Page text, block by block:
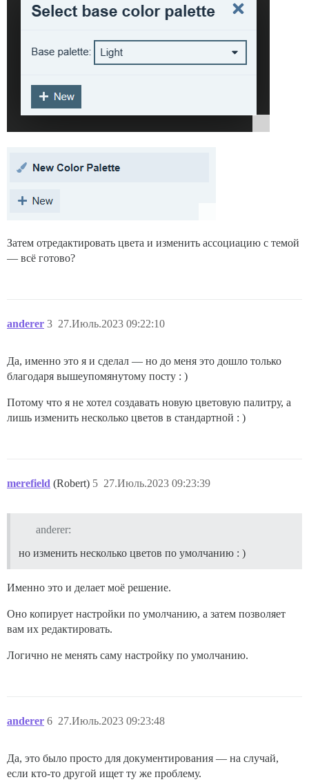
Затем отредактировать цвета и изменить ассоциацию с темой
— всё готово?
anderer 27.Июль.2023 09:22:10
3
Да, именно это я и сделал — но до меня это дошло только
благодаря вышеупомянутому посту : )
Потому что я не хотел создавать новую цветовую палитру, а
лишь изменить несколько цветов в стандартной : )
merefield (Robert) 27.Июль.2023 09:23:39
5
anderer:
но изменить несколько цветов по умолчанию : )
Именно это и делает моё решение.
Оно копирует настройки по умолчанию, а затем позволяет
вам их редактировать.
Логично не менять саму настройку по умолчанию.
anderer 27.Июль.2023 09:23:48
6
Да, это было просто для документирования — на случай,
если кто-то другой ищет ту же проблему.